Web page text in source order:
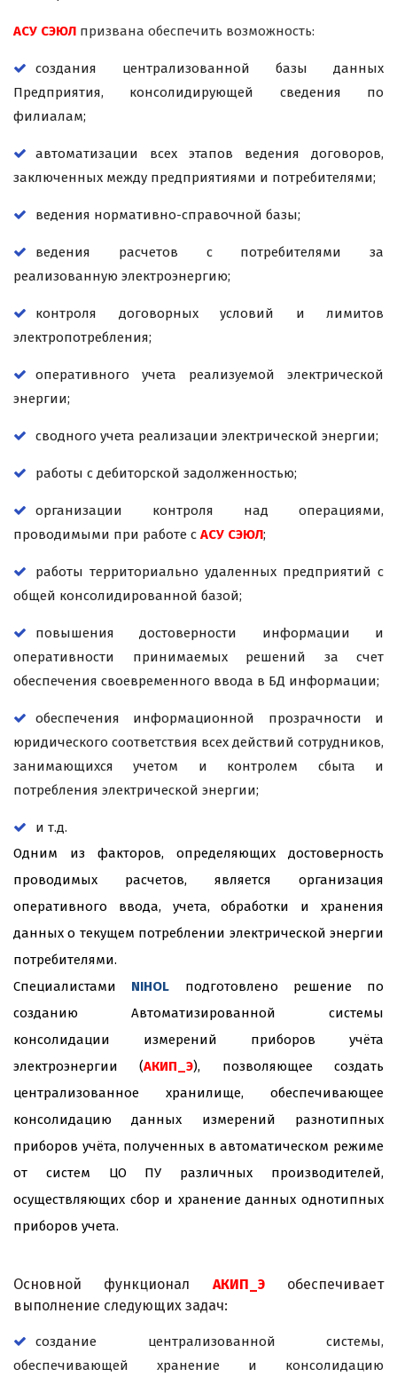
АСУ СЭЮЛ призвана обеспечить возможность:
создания централизованной базы данных
Предприятия, консолидирующей сведения по
филиалам;
автоматизации всех этапов ведения договоров,
заключенных между предприятиями и потребителями;
ведения нормативно-справочной базы;
ведения расчетов с потребителями за
реализованную электроэнергию;
контроля договорных условий и лимитов
электропотребления;
оперативного учета реализуемой электрической
энергии;
сводного учета реализации электрической энергии;
работы с дебиторской задолженностью;
организации контроля над операциями,
проводимыми при работе с АСУ СЭЮЛ;
работы территориально удаленных предприятий с
общей консолидированной базой;
повышения достоверности информации и
оперативности принимаемых решений за счет
обеспечения своевременного ввода в БД информации;
обеспечения информационной прозрачности и
юридического соответствия всех действий сотрудников,
занимающихся учетом и контролем сбыта и
потребления электрической энергии;
и т.д.
Одним из факторов, определяющих достоверность
проводимых расчетов, является организация
оперативного ввода, учета, обработки и хранения
данных о текущем потреблении электрической энергии
потребителями.
Специалистами NIHOL подготовлено решение по
созданию Автоматизированной системы
консолидации измерений приборов учёта
электроэнергии (АКИП_Э), позволяющее создать
централизованное хранилище, обеспечивающее
консолидацию данных измерений разнотипных
приборов учёта, полученных в автоматическом режиме
от систем ЦО ПУ различных производителей,
осуществляющих сбор и хранение данных однотипных
приборов учета.
Основной функционал АКИП_Эобеспечивает
выполнение следующих задач:
создание централизованной системы,
обеспечивающей хранение и консолидацию